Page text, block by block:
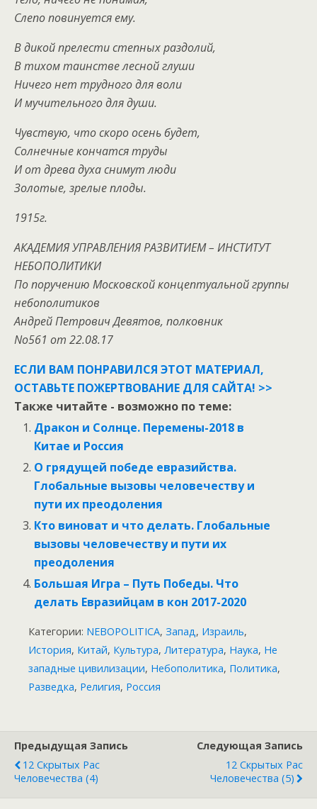
Слепо повинуется ему.
В дикой прелести степных раздолий,
В тихом таинстве лесной глуши
Ничего нет трудного для воли
И мучительного для души.
Чувствую, что скоро осень будет,
Солнечные кончатся труды
И от древа духа снимут люди
Золотые, зрелые плоды.
1915г.
АКАДЕМИЯ УПРАВЛЕНИЯ РАЗВИТИЕМ – ИНСТИТУТ
НЕБОПОЛИТИКИ
По поручению Московской концептуальной группы
небополитиков
Андрей Петрович Девятов, полковник
No561 от 22.08.17
ЕСЛИ ВАМ ПОНРАВИЛСЯ ЭТОТ МАТЕРИАЛ,
ОСТАВЬТЕ ПОЖЕРТВОВАНИЕ ДЛЯ САЙТА! >>
Также читайте - возможно по теме:
Дракон и Солнце. Перемены-2018 в
Китае и Россия
О грядущей победе евразийства.
Глобальные вызовы человечеству и
пути их преодоления
Кто виноват и что делать. Глобальные
вызовы человечеству и пути их
преодоления
Большая Игра – Путь Победы. Что
делать Евразийцам в кон 2017-2020
Категории: NEBOPOLITICA, Запад, Израиль,
История, Китай, Культура, Литература, Наука, Не
западные цивилизации, Небополитика, Политика,
Разведка, Религия, Россия
Предыдущая Запись
12 Скрытых Рас
Человечества (4)
Следующая Запись
12 Скрытых Рас
Человечества (5)